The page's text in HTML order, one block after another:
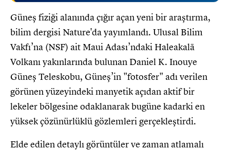
Güneş fiziği alanında çığır açan yeni bir araştırma,
bilim dergisi Nature'da yayımlandı. Ulusal Bilim
Vakfı’na (NSF) ait Maui Adası’ndaki Haleakalā
Volkanı yakınlarında bulunan Daniel K. Inouye
Güneş Teleskobu, Güneş’in "fotosfer" adı verilen
görünen yüzeyindeki manyetik açıdan aktif bir
lekeler bölgesine odaklanarak bugüne kadarki en
yüksek çözünürlüklü gözlemleri gerçekleştirdi.
Elde edilen detaylı görüntüler ve zaman atlamalı